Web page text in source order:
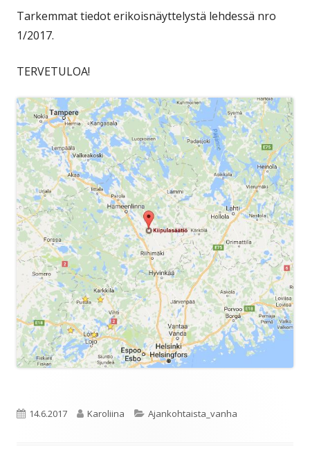
Tarkemmat tiedot erikoisnäyttelystä lehdessä nro
1/2017.
TERVETULOA!
Julkaistu
14.6.2017 Kirjoittaja
Karoliina Kategoriat
Ajankohtaista_vanha